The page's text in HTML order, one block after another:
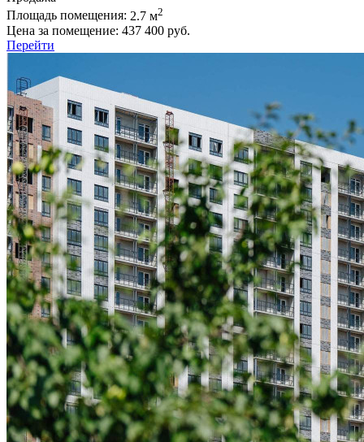
Площадь помещения: 2.7 м2
Цена за помещение: 437 400 руб.
Перейти